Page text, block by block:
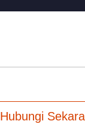
Hubungi